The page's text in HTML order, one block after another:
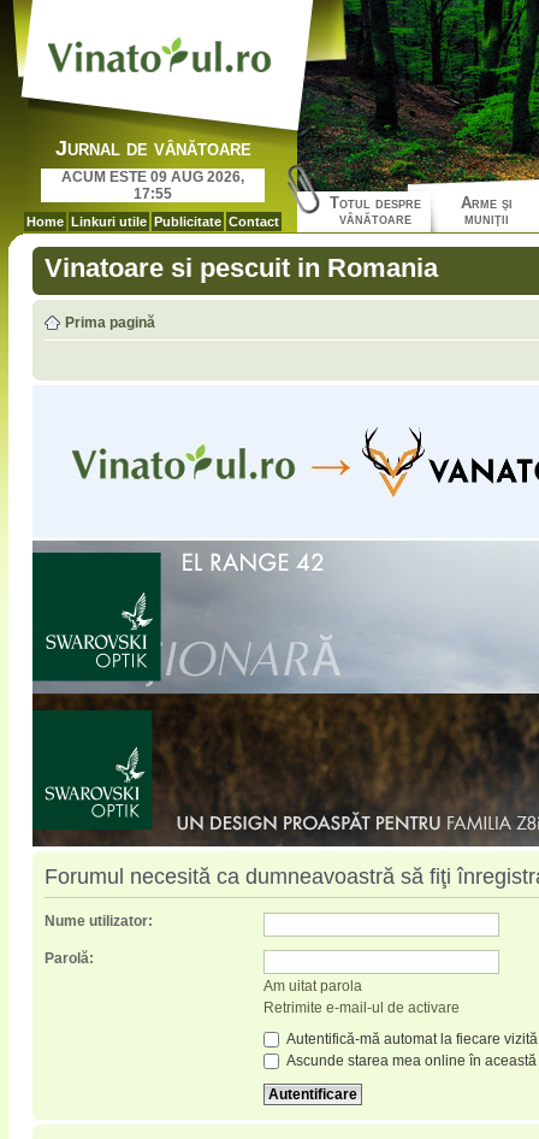
Jurnal de vânătoare
ACUM ESTE 09 AUG 2026,
17:55
Home Linkuri utile Publicitate Contact
Totul despre
vânătoare
Arme şi
muniţii
Vinatoare si pescuit in Romania
Prima pagină
Forumul necesită ca dumneavoastră să fiţi
Nume utilizator:
Parolă:
Am uitat parola
Retrimite e-mail-ul de activare
Autentifică-mă automat la fiecare vizită
Ascunde starea mea online în